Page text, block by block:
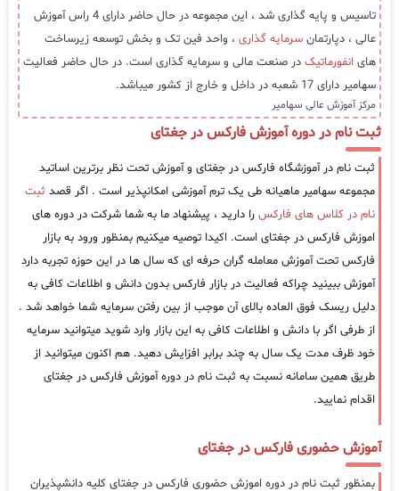
تاسیس و پایه گذاری شد ، این مجموعه در حال حاضر دارای 4 راس آموزش
عالی ، دپارتمان سرمایه گذاری ، واحد فین تک و بخش توسعه زیرساخت
های انفورماتیک در صنعت مالی و سرمایه گذاری است. در حال حاضر فعالیت
سهامیر دارای 17 شعبه در داخل و خارج از کشور میباشد.
مرکز آموزش عالی سهامیر
ثبت نام در دوره آموزش فارکس در جغتای
ثبت نام در آموزشگاه فارکس در جغتای و آموزش تحت نظر برترین اساتید
مجموعه سهامیر ماهیانه طی یک ترم آموزشی امکانپذیر است . اگر قصد ثبت
نام در کلاس های فارکس را دارید ، پیشنهاد ما به شما شرکت در دوره های
اموزش فارکس در جغتای است. اکیدا توصیه میکنیم بمنظور ورود به بازار
فارکس تحت آموزش معامله گران حرفه ای که سال ها در این حوزه تجربه دارد
آموزش ببینید چراکه فعالیت در بازار فارکس بدون دانش و اطلاعات کافی به
دلیل ریسک فوق العاده بالای آن موجب از بین رفتن سرمایه شما خواهد شد .
از طرفی اگر با دانش و اطلاعات کافی به این بازار وارد شوید میتوانید سرمایه
خود ظرف مدت یک سال به چند برابر افزایش دهید. هم اکنون میتوانید از
طریق همین سامانه نسبت به ثبت نام در دوره آموزش فارکس در جغتای
اقدام نمایید.
آموزش حضوری فارکس در جغتای
بمنظور ثبت نام در دوره اموزش حضوری فارکس در جغتای کلیه دانشپذیران